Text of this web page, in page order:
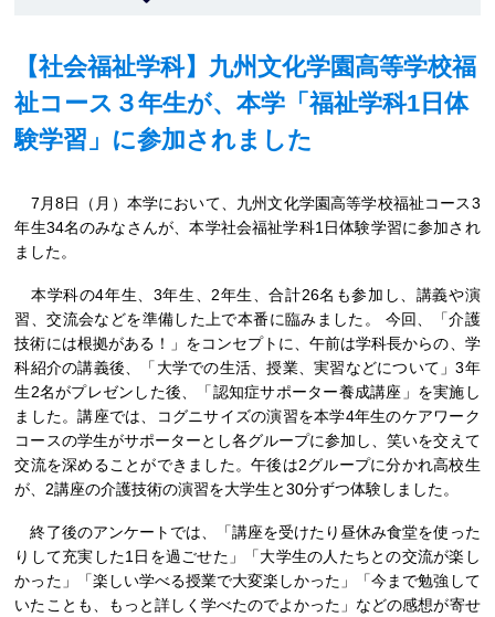
【社会福祉学科】九州文化学園高等学校福
祉コース３年生が、本学「福祉学科1日体
験学習」に参加されました
7月8日（月）本学において、九州文化学園高等学校福祉コース3
年生34名のみなさんが、本学社会福祉学科1日体験学習に参加され
ました。
本学科の4年生、3年生、2年生、合計26名も参加し、講義や演
習、交流会などを準備した上で本番に臨みました。 今回、「介護
技術には根拠がある！」をコンセプトに、午前は学科長からの、学
科紹介の講義後、「大学での生活、授業、実習などについて」3年
生2名がプレゼンした後、「認知症サポーター養成講座」を実施し
ました。講座では、コグニサイズの演習を本学4年生のケアワーク
コースの学生がサポーターとし各グループに参加し、笑いを交えて
交流を深めることができました。午後は2グループに分かれ高校生
が、2講座の介護技術の演習を大学生と30分ずつ体験しました。
終了後のアンケートでは、「講座を受けたり昼休み食堂を使った
りして充実した1日を過ごせた」「大学生の人たちとの交流が楽し
かった」「楽しい学べる授業で大変楽しかった」「今まで勉強して
いたことも、もっと詳しく学べたのでよかった」などの感想が寄せ